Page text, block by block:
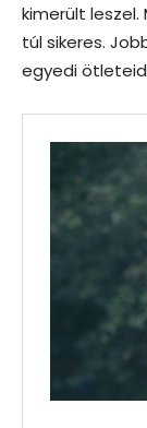
kimerült
túl sikeres.
egyedi